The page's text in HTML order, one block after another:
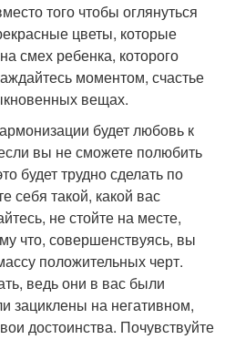
того чтобы оглянуться
цветы, которые
смех ребенка, которого
моментом, счастье
вещах.
будет любовь к
вы не сможете полюбить
будет трудно сделать по
себя такой, какой вас
не стойте на месте,
что, совершенствуясь, вы
положительных черт.
ведь они в вас были
зациклены на негативном,
достоинства. Почувствуйте